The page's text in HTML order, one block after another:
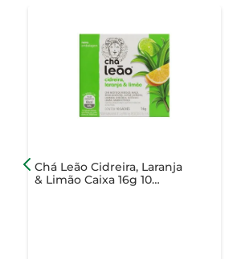
Especificações do produto
- Peso: 15g
- Tipo de chá: Infusão de
- Recomendações de uso:
Chá Leão Cidreira, Laranja
& Limão Caixa 16g 10